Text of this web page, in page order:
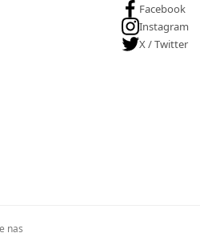
Facebook
Instagram
X / Twitter
nas